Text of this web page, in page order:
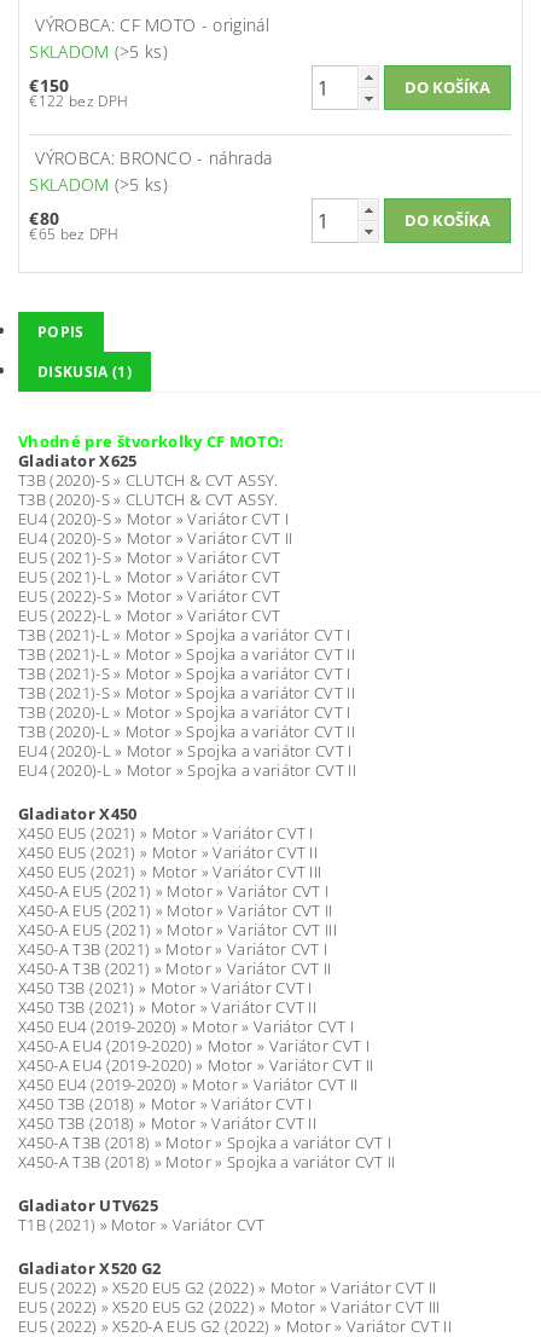
VÝROBCA: CF MOTO - originál
SKLADOM (>5 ks)
€150
€122 bez DPH
VÝROBCA: BRONCO - náhrada
SKLADOM (>5 ks)
€80
€65 bez DPH
POPIS
DISKUSIA (1)
Vhodné pre štvorkolky CF MOTO:
Gladiator X625
T3B (2020)-S » CLUTCH & CVT ASSY.
T3B (2020)-S » CLUTCH & CVT ASSY.
EU4 (2020)-S » Motor » Variátor CVT I
EU4 (2020)-S » Motor » Variátor CVT II
EU5 (2021)-S » Motor » Variátor CVT
EU5 (2021)-L » Motor » Variátor CVT
EU5 (2022)-S » Motor » Variátor CVT
EU5 (2022)-L » Motor » Variátor CVT
T3B (2021)-L » Motor » Spojka a variátor CVT I
T3B (2021)-L » Motor » Spojka a variátor CVT II
T3B (2021)-S » Motor » Spojka a variátor CVT I
T3B (2021)-S » Motor » Spojka a variátor CVT II
T3B (2020)-L » Motor » Spojka a variátor CVT I
T3B (2020)-L » Motor » Spojka a variátor CVT II
EU4 (2020)-L » Motor » Spojka a variátor CVT I
EU4 (2020)-L » Motor » Spojka a variátor CVT II
Gladiator X450
X450 EU5 (2021) » Motor » Variátor CVT I
X450 EU5 (2021) » Motor » Variátor CVT II
X450 EU5 (2021) » Motor » Variátor CVT III
X450-A EU5 (2021) » Motor » Variátor CVT I
X450-A EU5 (2021) » Motor » Variátor CVT II
X450-A EU5 (2021) » Motor » Variátor CVT III
X450-A T3B (2021) » Motor » Variátor CVT I
X450-A T3B (2021) » Motor » Variátor CVT II
X450 T3B (2021) » Motor » Variátor CVT I
X450 T3B (2021) » Motor » Variátor CVT II
X450 EU4 (2019-2020) » Motor » Variátor CVT I
X450-A EU4 (2019-2020) » Motor » Variátor CVT I
X450-A EU4 (2019-2020) » Motor » Variátor CVT II
X450 EU4 (2019-2020) » Motor » Variátor CVT II
X450 T3B (2018) » Motor » Variátor CVT I
X450 T3B (2018) » Motor » Variátor CVT II
X450-A T3B (2018) » Motor » Spojka a variátor CVT I
X450-A T3B (2018) » Motor » Spojka a variátor CVT II
Gladiator UTV625
T1B (2021) » Motor » Variátor CVT
Gladiator X520 G2
EU5 (2022) » X520 EU5 G2 (2022) » Motor » Variátor CVT II
EU5 (2022) » X520 EU5 G2 (2022) » Motor » Variátor CVT III
EU5 (2022) » X520-A EU5 G2 (2022) » Motor » Variátor CVT II